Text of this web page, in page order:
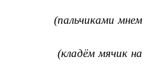
(пальчиками мнем
стол, (кладём мячик на